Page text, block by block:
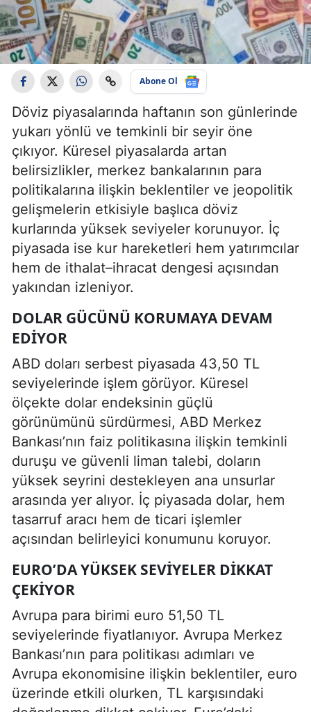
Abone Ol
Döviz piyasalarında haftanın son günlerinde
yukarı yönlü ve temkinli bir seyir öne
çıkıyor. Küresel piyasalarda artan
belirsizlikler, merkez bankalarının para
politikalarına ilişkin beklentiler ve jeopolitik
gelişmelerin etkisiyle başlıca döviz
kurlarında yüksek seviyeler korunuyor. İç
piyasada ise kur hareketleri hem yatırımcılar
hem de ithalat–ihracat dengesi açısından
yakından izleniyor.
DOLAR GÜCÜNÜ KORUMAYA DEVAM
EDIYOR
ABD doları serbest piyasada 43,50 TL
seviyelerinde işlem görüyor. Küresel
ölçekte dolar endeksinin güçlü
görünümünü sürdürmesi, ABD Merkez
Bankası’nın faiz politikasına ilişkin temkinli
duruşu ve güvenli liman talebi, doların
yüksek seyrini destekleyen ana unsurlar
arasında yer alıyor. İç piyasada dolar, hem
tasarruf aracı hem de ticari işlemler
açısından belirleyici konumunu koruyor.
EURO’DA YÜKSEK SEVIYELER DIKKAT
ÇEKIYOR
Avrupa para birimi euro 51,50 TL
seviyelerinde fiyatlanıyor. Avrupa Merkez
Bankası’nın para politikası adımları ve
Avrupa ekonomisine ilişkin beklentiler, euro
üzerinde etkili olurken, TL karşısındaki